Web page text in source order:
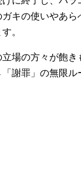
キの使いやあら
。
場の方々が飽き
謝罪」の無限ル